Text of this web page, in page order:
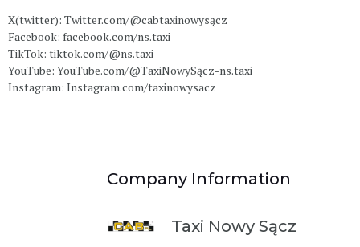
X(twitter): Twitter.com/@cabtaxinowysącz
Facebook: facebook.com/ns.taxi
TikTok: tiktok.com/@ns.taxi
YouTube: YouTube.com/@TaxiNowySącz-ns.taxi
Instagram: Instagram.com/taxinowysacz
Company Information
Taxi Nowy Sącz